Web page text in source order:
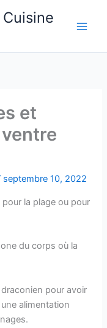
et
septembre 10, 2022
la plage ou pour
du corps où la
pour avoir
alimentation